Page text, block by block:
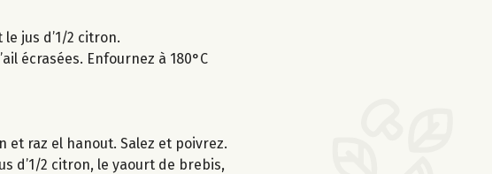
jus d’1/2 citron.
écrasées. Enfournez à 180°C
et raz el hanout. Salez et poivrez.
d’1/2 citron, le yaourt de brebis,